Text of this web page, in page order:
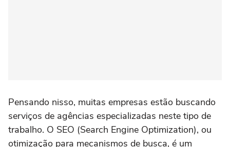
Pensando nisso, muitas empresas estão buscando
serviços de agências especializadas neste tipo de
trabalho. O SEO (Search Engine Optimization), ou
otimização para mecanismos de busca, é um